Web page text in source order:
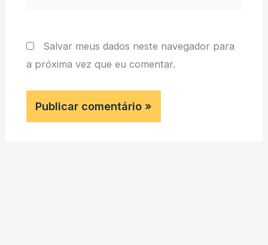
Salvar meus dados neste navegador para
a próxima vez que eu comentar.